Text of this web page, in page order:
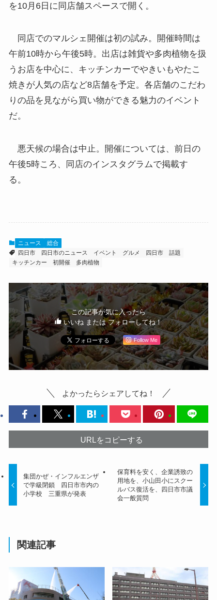
を10月6日に同店舗スペースで開く。
同店でのマルシェ開催は初の試み。開催時間は
午前10時から午後5時。出店は雑貨や多肉植物を扱
うお店を中心に、キッチンカーでやきいもやたこ
焼きが人気の店など8店舗を予定。各店舗のこだわ
りの品を見ながら買い物ができる魅力のイベント
だ。
悪天候の場合は中止。開催については、前日の
午後5時ころ、同店のインスタグラムで掲載す
る。
ニュース
総合
四日市
四日市のニュース イベント グルメ
四日市 話題
キッチンカー
初開催 多肉植物
この記事が気に入ったら
いいね または フォローしてね！
Follow Me
よかったらシェアしてね！
URLをコピーする
集団かぜ・インフルエンザ
で学級閉鎖 四日市市内の
小学校 三重県が発表
保育料を安く、企業誘致の
用地を、小山田小にスクー
ルバス復活を、四日市市議
会一般質問
関連記事